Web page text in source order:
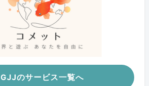
GJJのサービス一覧へ